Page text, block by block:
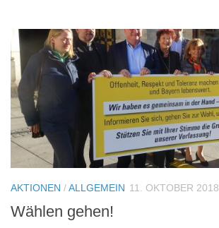
AKTIONEN /ALLGEMEIN 11. OKTOBER 2018
Wählen gehen!